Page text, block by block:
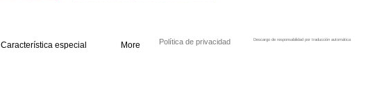
Característica especial More Política de privacidad Descargo de responsabilidad por traducción automática